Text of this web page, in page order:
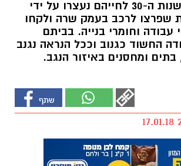
שני חשודים בשנות ה-30 לחייהם נעצרו על ידי
שפרצו לרכב בעמק שרה ולקחו
עבודה וחומרי בנייה. בביתם
החשוד כגנוב וככל הנראה נגנב
בתים ומחסנים באיזור הנגב.